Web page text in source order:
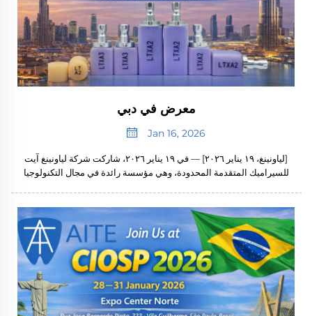
معرض في دبي
Jan 16, 2026
[لياونينغ، ١٩ يناير ٢٠٢٦] — في ١٩ يناير ٢٠٢٦، شاركت شركة لياونينغ آيت
للسيراميك المتقدمة المحدودة، وهي مؤسسة رائدة في مجال التكنولوجيا